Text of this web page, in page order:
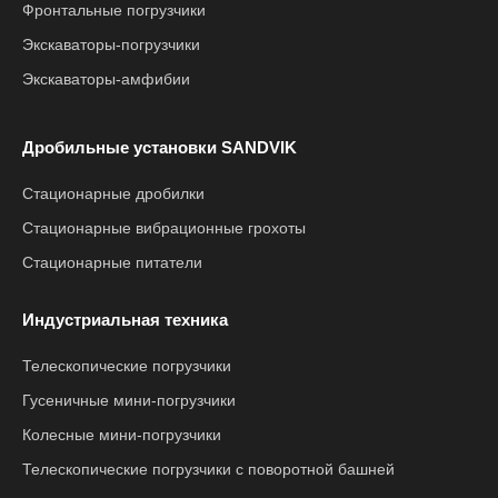
Фронтальные погрузчики
Экскаваторы-погрузчики
Экскаваторы-амфибии
Дробильные установки SANDVIK
Стационарные дробилки
Стационарные вибрационные грохоты
Стационарные питатели
Индустриальная техника
Телескопические погрузчики
Гусеничные мини-погрузчики
Колесные мини-погрузчики
Телескопические погрузчики с поворотной башней